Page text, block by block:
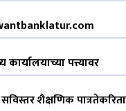
पत्त्यावर
सविस्तर शैक्षणिक